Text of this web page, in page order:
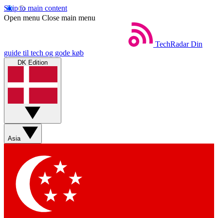
Skip to main content
Open menu Close main menu
TechRadar Din
guide til tech og gode køb
DK Edition
Asia